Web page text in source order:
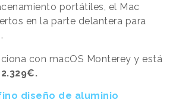
portátiles, el Mac
en la parte delantera para
con macOS Monterey y está
2.329€.
diseño de aluminio